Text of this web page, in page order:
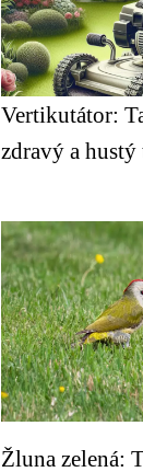
Vertikutátor:
zdravý a
Žluna zelená: